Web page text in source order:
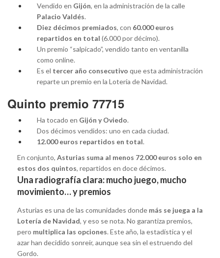
Vendido en Gijón, en la administración de la calle
Palacio Valdés.
Diez décimos premiados, con 60.000 euros
repartidos en total (6.000 por décimo).
Un premio “salpicado”, vendido tanto en ventanilla
como online.
Es el tercer año consecutivo que esta administración
reparte un premio en la Lotería de Navidad.
Quinto premio 77715
Ha tocado en Gijón y Oviedo.
Dos décimos vendidos: uno en cada ciudad.
12.000 euros repartidos en total.
En conjunto, Asturias suma al menos 72.000 euros solo en
estos dos quintos, repartidos en doce décimos.
Una radiografía clara: mucho juego, mucho
movimiento… y premios
Asturias es una de las comunidades donde más se juega a la
Lotería de Navidad, y eso se nota. No garantiza premios,
pero multiplica las opciones. Este año, la estadística y el
azar han decidido sonreír, aunque sea sin el estruendo del
Gordo.